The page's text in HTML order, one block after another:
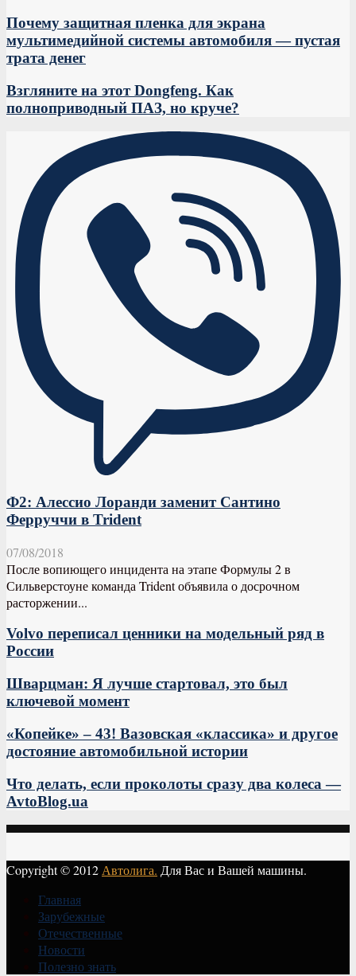
Почему защитная пленка для экрана
мультимедийной системы автомобиля — пустая
трата денег
Взгляните на этот Dongfeng. Как
полноприводный ПАЗ, но круче?
Ф2: Алессио Лоранди заменит Сантино
Ферруччи в Trident
07/08/2018
После вопиющего инцидента на этапе Формулы 2 в
Сильверстоуне команда Trident объявила о досрочном
расторжении...
Volvo переписал ценники на модельный ряд в
России
Шварцман: Я лучше стартовал, это был
ключевой момент
«Копейке» – 43! Вазовская «классика» и другое
достояние автомобильной истории
Что делать, если проколоты сразу два колеса —
AvtoBlog.ua
Copyright © 2012Автолига. Для Вас и Вашей машины.
Главная
Зарубежные
Отечественные
Новости
Полезно знать